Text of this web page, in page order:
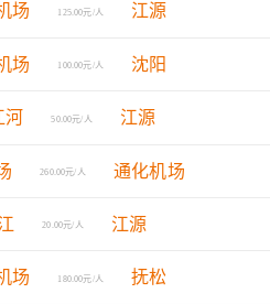
场 125.00元/人 江源
场 100.00元/人 沈阳
河 50.00元/人 江源
260.00元/人 通化机场
20.00元/人 江源
场 180.00元/人 抚松